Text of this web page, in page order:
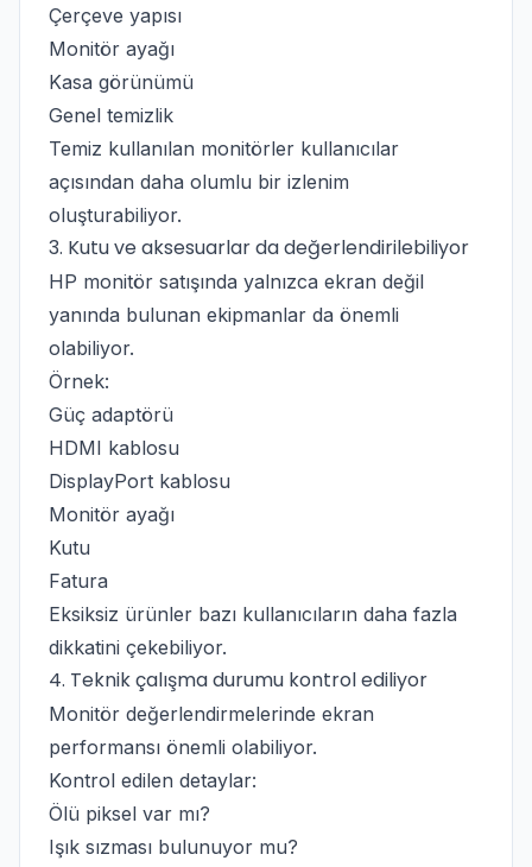
Çerçeve yapısı
Monitör ayağı
Kasa görünümü
Genel temizlik
Temiz kullanılan monitörler kullanıcılar
açısından daha olumlu bir izlenim
oluşturabiliyor.
3. Kutu ve aksesuarlar da değerlendirilebiliyor
HP monitör satışında yalnızca ekran değil
yanında bulunan ekipmanlar da önemli
olabiliyor.
Örnek:
Güç adaptörü
HDMI kablosu
DisplayPort kablosu
Monitör ayağı
Kutu
Fatura
Eksiksiz ürünler bazı kullanıcıların daha fazla
dikkatini çekebiliyor.
4. Teknik çalışma durumu kontrol ediliyor
Monitör değerlendirmelerinde ekran
performansı önemli olabiliyor.
Kontrol edilen detaylar:
Ölü piksel var mı?
Işık sızması bulunuyor mu?